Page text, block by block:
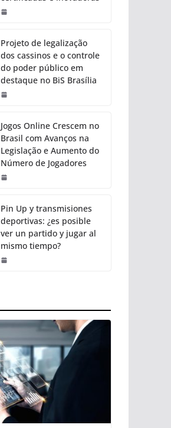
Projeto de legalização
dos cassinos e o controle
do poder público em
destaque no BiS Brasília
Jogos Online Crescem no
Brasil com Avanços na
Legislação e Aumento do
Número de Jogadores
Pin Up y transmisiones
deportivas: ¿es posible
ver un partido y jugar al
mismo tiempo?